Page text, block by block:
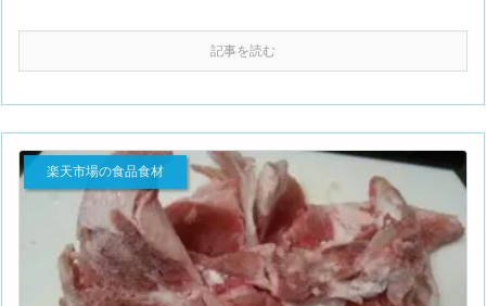
記事を読む
楽天市場の食品食材